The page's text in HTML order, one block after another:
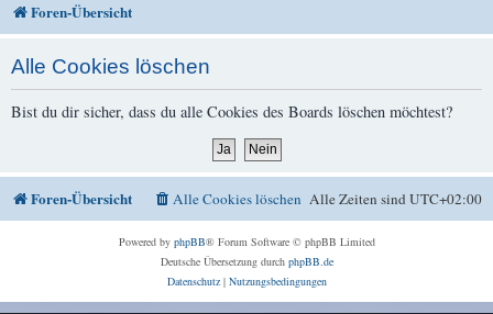
Foren-Übersicht
Alle Cookies löschen
Bist du dir sicher, dass du alle Cookies des Boards löschen möchtest?
Foren-Übersicht Alle Zeiten sindUTC+02:00
Alle Cookies löschen
Powered by phpBB® Forum Software © phpBB Limited
Deutsche Übersetzung durch phpBB.de
Datenschutz| Nutzungsbedingungen